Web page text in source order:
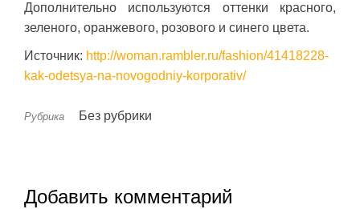
Дополнительно используются оттенки красного,
зеленого, оранжевого, розового и синего цвета.
Источник: http://woman.rambler.ru/fashion/41418228-
kak-odetsya-na-novogodniy-korporativ/
Рубрика Без рубрики
Добавить комментарий